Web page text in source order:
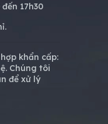
17h30
khẩn cấp:
Chúng tôi
để xử lý